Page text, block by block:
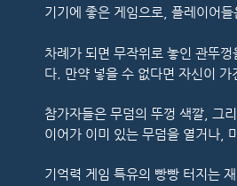
기기에 좋은 게임으로, 플레이어
차례가 되면 무작위로 놓인 관뚜
다. 만약 넣을 수 없다면 자신이
참가자들은 무덤의 뚜껑 색깔, 그
이어가 이미 있는 무덤을 열거나,
기억력 게임 특유의 빵빵 터지는